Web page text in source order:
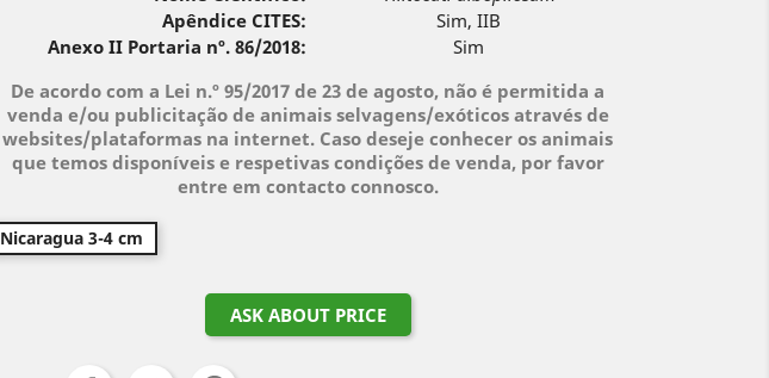
Apêndice CITES:
Sim, IIB
Anexo II Portaria nº. 86/2018:
Sim
De acordo com a Lei n.º 95/2017 de 23 de agosto, não é permitida a
venda e/ou publicitação de animais selvagens/exóticos através de
websites/plataformas na internet. Caso deseje conhecer os animais
que temos disponíveis e respetivas condições de venda, por favor
entre em contacto connosco.
Nicaragua 3-4 cm
ASK ABOUT PRICE